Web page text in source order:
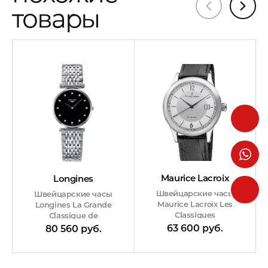
товары
Longines
Швейцарские часы
Longines La Grande
Classique de
80 560 руб.
Maurice Lacroix
Швейцарские часы
Maurice Lacroix Les
Classiques
63 600 руб.